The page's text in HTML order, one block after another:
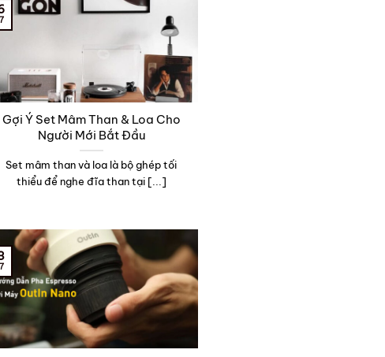
Gợi Ý Set Mâm Than & Loa Cho
Người Mới Bắt Đầu
Set mâm than và loa là bộ ghép tối
thiểu để nghe đĩa than tại [...]